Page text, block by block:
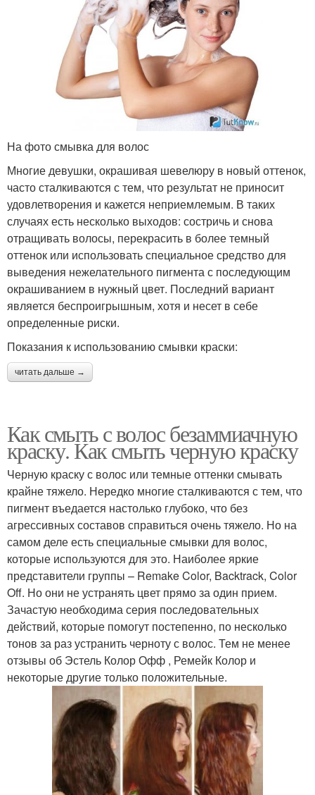
На фото смывка для волос
Многие девушки, окрашивая шевелюру в новый оттенок,
часто сталкиваются с тем, что результат не приносит
удовлетворения и кажется неприемлемым. В таких
случаях есть несколько выходов: состричь и снова
отращивать волосы, перекрасить в более темный
оттенок или использовать специальное средство для
выведения нежелательного пигмента с последующим
окрашиванием в нужный цвет. Последний вариант
является беспроигрышным, хотя и несет в себе
определенные риски.
Показания к использованию смывки краски:
читать дальше →
Как смыть с волос безаммиачную
краску. Как смыть черную краску
Черную краску с волос или темные оттенки смывать
крайне тяжело. Нередко многие сталкиваются с тем, что
пигмент въедается настолько глубоко, что без
агрессивных составов справиться очень тяжело. Но на
самом деле есть специальные смывки для волос,
которые используются для это. Наиболее яркие
представители группы – Remake Color, Backtrack, Color
Off. Но они не устранять цвет прямо за один прием.
Зачастую необходима серия последовательных
действий, которые помогут постепенно, по несколько
тонов за раз устранить черноту с волос. Тем не менее
отзывы об Эстель Колор Офф , Ремейк Колор и
некоторые другие только положительные.